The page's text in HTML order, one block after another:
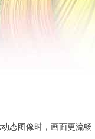
态图像时，画面更流